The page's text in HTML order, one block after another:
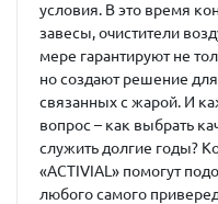
условия. В это время
завесы, очистители
мере гарантируют не
но создают решение
связанных с жарой. И
вопрос – как выбрать
служить долгие годы?
«ACTIVIAL» помогут
любого самого